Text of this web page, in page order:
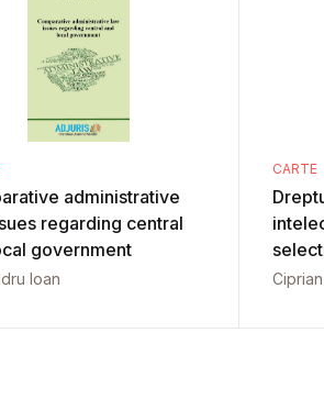
administrative
regarding central
government
Ioan
CARTE